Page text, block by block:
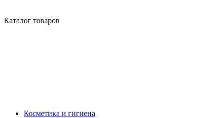
Каталог товаров
Косметика и гигиена